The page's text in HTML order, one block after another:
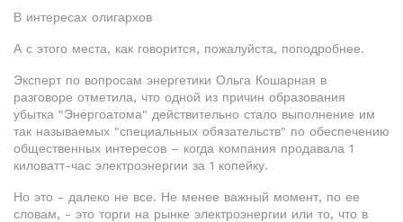
В интересах олигархов
А с этого места, как говорится, пожалуйста, поподробнее.
Эксперт по вопросам энергетики Ольга Кошарная в
разговоре отметила, что одной из причин образования
убытка "Энергоатома" действительно стало выполнение им
так называемых "специальных обязательств" по обеспечению
общественных интересов – когда компания продавала 1
киловатт-час электроэнергии за 1 копейку.
Но это - далеко не все. Не менее важный момент, по ее
словам, - это торги на рынке электроэнергии или то, что в